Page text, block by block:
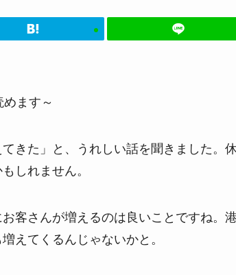
ます～
きた」と、うれしい話を聞きました。
しれません。
客さんが増えるのは良いことですね。
えてくるんじゃないかと。